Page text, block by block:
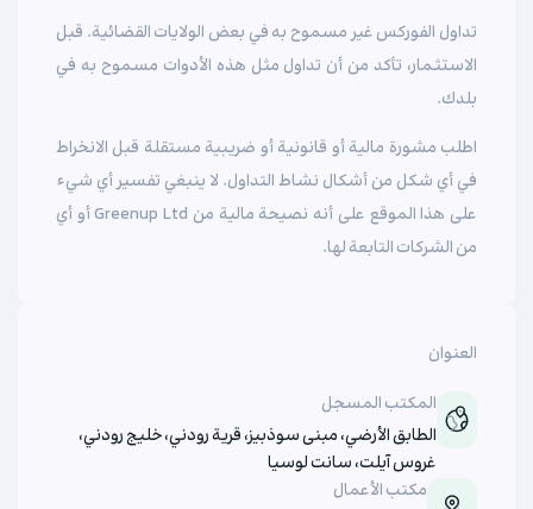
العنوان
المكتب المسجل
الطابق الأرضي، مبنى سوذبيز، قرية رودني، خليج رودني،
غروس آيلت، سانت لوسيا
مكتب الأعمال
تداول الفوركس غير مسموح به في بعض الولايات القضائية. قبل
الاستثمار، تأكد من أن تداول مثل هذه الأدوات مسموح به في
بلدك.
اطلب مشورة مالية أو قانونية أو ضريبية مستقلة قبل الانخراط
في أي شكل من أشكال نشاط التداول. لا ينبغي تفسير أي شيء
على هذا الموقع على أنه نصيحة مالية من Greenup Ltd أو أي
من الشركات التابعة لها.